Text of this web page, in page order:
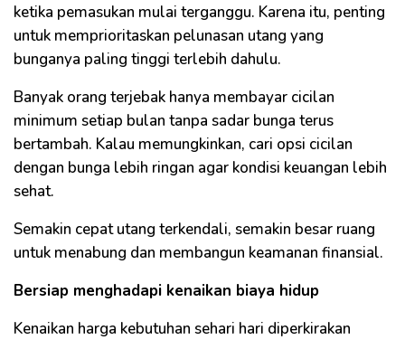
ketika pemasukan mulai terganggu. Karena itu, penting
untuk memprioritaskan pelunasan utang yang
bunganya paling tinggi terlebih dahulu.
Banyak orang terjebak hanya membayar cicilan
minimum setiap bulan tanpa sadar bunga terus
bertambah. Kalau memungkinkan, cari opsi cicilan
dengan bunga lebih ringan agar kondisi keuangan lebih
sehat.
Semakin cepat utang terkendali, semakin besar ruang
untuk menabung dan membangun keamanan finansial.
Bersiap menghadapi kenaikan biaya hidup
Kenaikan harga kebutuhan sehari hari diperkirakan